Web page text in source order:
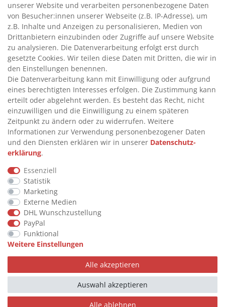
>
HANDPUMPEN FÜR ÖLE
>
TANKANLAGEN
>
ADBLUE® BETANKUNG
INFORMATIONEN
>
FAQ
>
VERTRAG WIDERRUFEN
>
WIDERRUFSRECHT
>
WIDERRUFSFORMULAR
IMPRESSUM
>
DATENSCHUTZERKLÄRUNG
>
AGB
>
KONTAKT
© Copyright 2026 by STU Tanktechnik
Alle Rechte vorbehalten.
unserer Website und verarbeiten personenbezogene Daten
von Besucher:innen unserer Webseite (z.B. IP-Adresse), um
z.B. Inhalte und Anzeigen zu personalisieren, Medien von
Drittanbietern einzubinden oder Zugriffe auf unsere Website
zu analysieren. Die Datenverarbeitung erfolgt erst durch
gesetzte Cookies. Wir teilen diese Daten mit Dritten, die wir in
den Einstellungen benennen.
Die Datenverarbeitung kann mit Einwilligung oder aufgrund
eines berechtigten Interesses erfolgen. Die Zustimmung kann
erteilt oder abgelehnt werden. Es besteht das Recht, nicht
einzuwilligen und die Einwilligung zu einem späteren
Zeitpunkt zu ändern oder zu widerrufen. Weitere
Informationen zur Verwendung personenbezogener Daten
und den Diensten erklären wir in unserer Daten­schutz­
erklärung.
Essenziell
Statistik
Marketing
Externe Medien
DHL Wunschzustellung
PayPal
Funktional
Weitere Einstellungen
Alle akzeptieren
Alle ablehnen
Auswahl akzeptieren